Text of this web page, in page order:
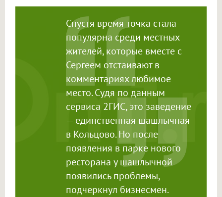
Спустя время точка стала
популярна среди местных
жителей, которые вместе с
Сергеем отстаивают в
комментариях любимое
место. Судя по данным
сервиса 2ГИС, это заведение
— единственная шашлычная
в Кольцово. Но после
появления в парке нового
ресторана у шашлычной
появились проблемы,
подчеркнул бизнесмен.